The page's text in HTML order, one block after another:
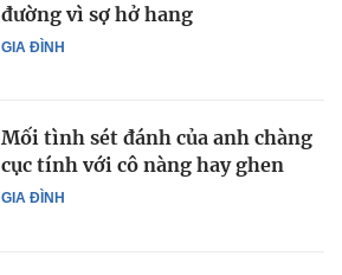
GIA ĐÌNH
đường vì sợ hở hang
GIA ĐÌNH
Mối tình sét đánh của anh chàng
cục tính với cô nàng hay ghen